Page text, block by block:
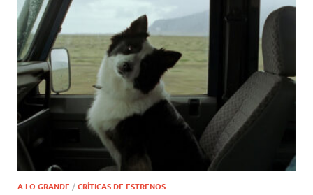
A LO GRANDE / CRÍTICAS DE ESTRENOS